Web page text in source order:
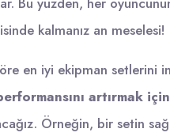
kalmanız an meselesi!
en iyi ekipman setlerini
artırmak
Örneğin, bir setin